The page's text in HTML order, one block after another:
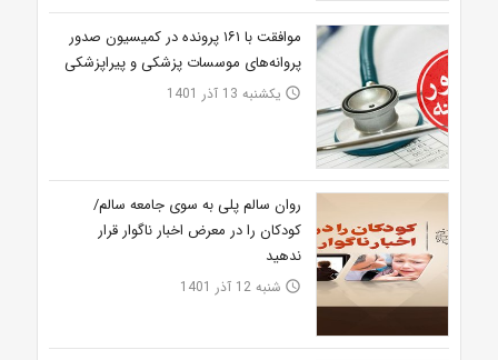
موافقت با ۱۶۱ پرونده در کمیسیون صدور
پروانه‌های موسسات پزشکی و پیراپزشکی
access_time یکشنبه 13 آذر 1401
روان سالم پلی به سوی جامعه سالم/
کودکان را در معرض اخبار ناگوار قرار
ندهید
access_time شنبه 12 آذر 1401